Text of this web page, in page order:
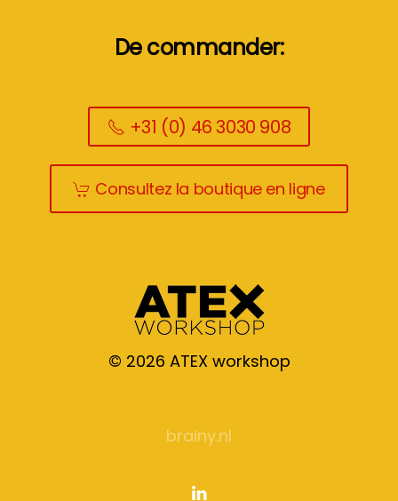
De commander:
+31 (0) 46 3030 908
Consultez la boutique en ligne
© 2026 ATEX workshop
brainy.nl